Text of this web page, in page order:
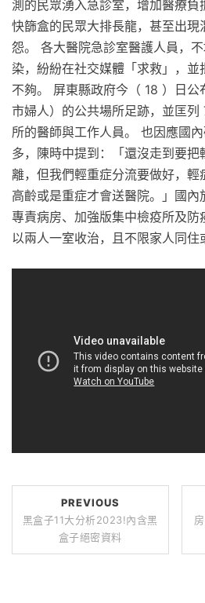
測的民眾湧入急診室，增加醫療
快篩盒的民眾大排長龍，甚至出現
怨。 各大醫院急診室醫護人員，
染，紛紛在社交媒體「求救」，
不夠。 屏東縣政府今（ 18 ）日
市婦人）的公共場所足跡，並匡
所的醫師與工作人員。 也因應國
多，陳時中提到：「還沒走到要
離，但我們輕重症分流要做好，輕
高齡或是重症才會送醫院。」國內
專責病房、加強版集中檢疫所及防
以兩人一室收治，且不限家人同住
PREVIOUS
黑盒子11大分析2023!內含黑
盒子絕密資料